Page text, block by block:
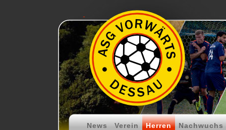
News Verein Herren Nachwuchs